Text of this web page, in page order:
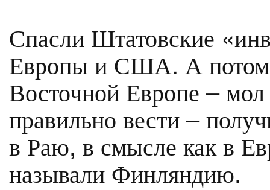
Спасли Штатовские
Европы и США. А потом
Восточной Европе – мол
правильно вести –
в Раю, в смысле как в
называли Финляндию.